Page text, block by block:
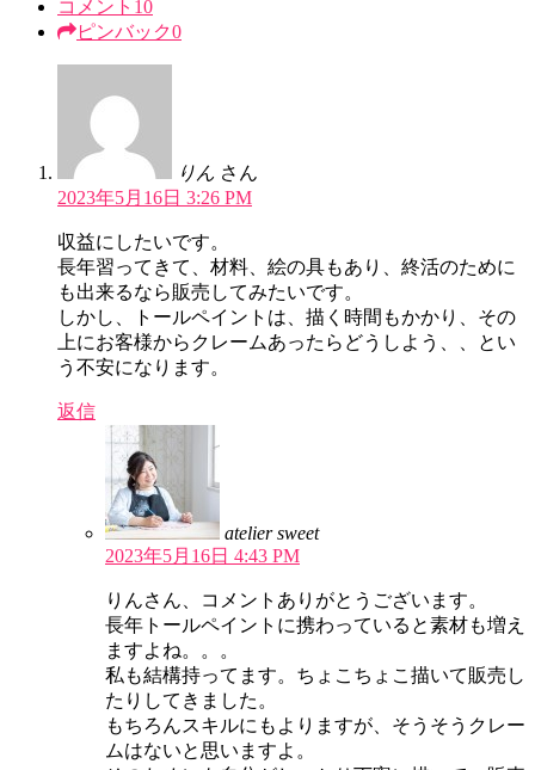
コメント 10
ピンバック0
りん さん
2023年5月16日 3:26 PM
収益にしたいです。
長年習ってきて、材料、絵の具もあり、終活のために
も出来るなら販売してみたいです。
しかし、トールペイントは、描く時間もかかり、その
上にお客様からクレームあったらどうしよう、、とい
う不安になります。
返信
atelier sweet
2023年5月16日 4:43 PM
りんさん、コメントありがとうございます。
長年トールペイントに携わっていると素材も増え
ますよね。。。
私も結構持ってます。ちょこちょこ描いて販売し
たりしてきました。
もちろんスキルにもよりますが、そうそうクレー
ムはないと思いますよ。